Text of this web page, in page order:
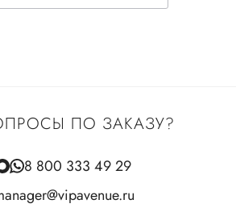
ПО ЗАКАЗУ?
8 800 333 49 29